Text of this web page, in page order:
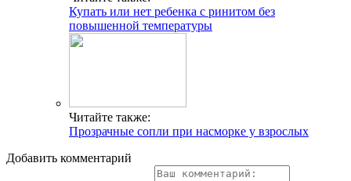
Купать или нет ребенка с ринитом без
повышенной температуры
Читайте также:
Прозрачные сопли при насморке у взрослых
Добавить комментарий